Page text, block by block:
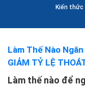
Kiến
Làm Thế Nào
GIẢM TỶ LỆ
Làm thế nào để